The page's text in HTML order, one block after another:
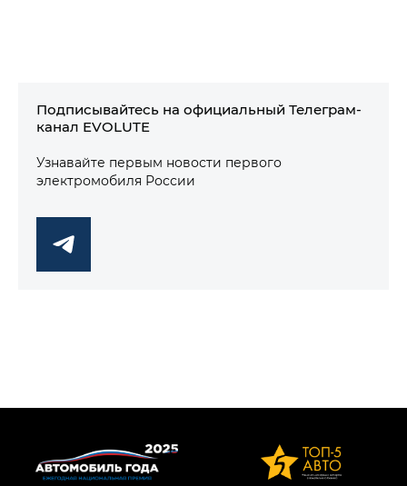
Подписывайтесь на официальный Телеграм-
канал EVOLUTE
Узнавайте первым новости первого
электромобиля России